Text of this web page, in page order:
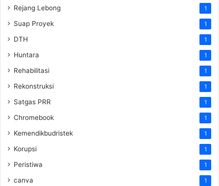
Rejang Lebong 1
Suap Proyek 1
DTH 1
Huntara 1
Rehabilitasi 1
Rekonstruksi 1
Satgas PRR 1
Chromebook 1
Kemendikbudristek 1
Korupsi 1
Peristiwa 1
canva 1